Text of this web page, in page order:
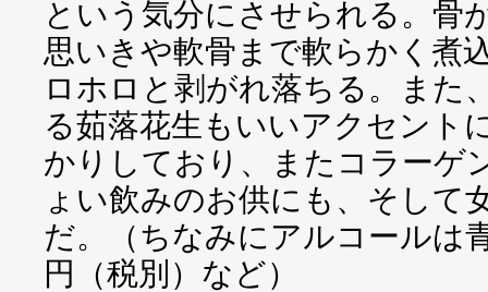
という気分にさせられる。骨
思いきや軟骨まで軟らかく煮
ロホロと剥がれ落ちる。また
る茹落花生もいいアクセント
かりしており、またコラーゲ
ょい飲みのお供にも、そして
だ。（ちなみにアルコールは
円（税別）など）